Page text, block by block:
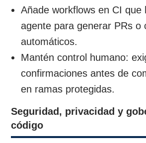
Añade workflows en CI que
agente para generar PRs o
automáticos.
Mantén control humano:
confirmaciones antes de
en ramas protegidas.
Seguridad, privacidad y
código